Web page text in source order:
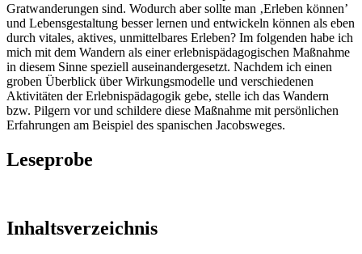
Gratwanderungen sind. Wodurch aber sollte man ‚Erleben können’
und Lebensgestaltung besser lernen und entwickeln können als eben
durch vitales, aktives, unmittelbares Erleben? Im folgenden habe ich
mich mit dem Wandern als einer erlebnispädagogischen Maßnahme
in diesem Sinne speziell auseinandergesetzt. Nachdem ich einen
groben Überblick über Wirkungsmodelle und verschiedenen
Aktivitäten der Erlebnispädagogik gebe, stelle ich das Wandern
bzw. Pilgern vor und schildere diese Maßnahme mit persönlichen
Erfahrungen am Beispiel des spanischen Jacobsweges.
Leseprobe
Inhaltsverzeichnis